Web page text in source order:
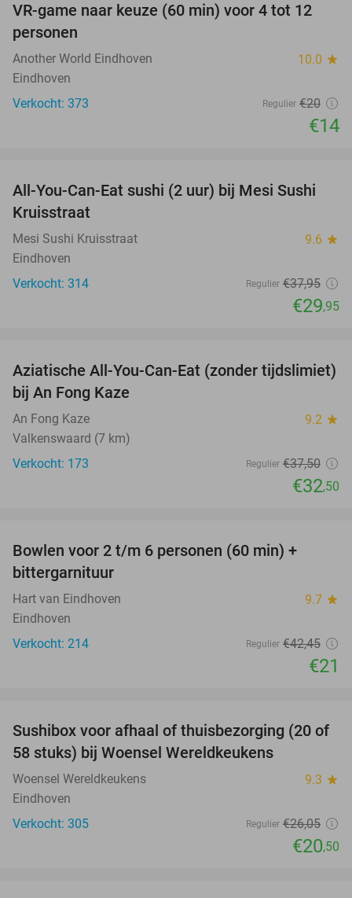
30%
VR-game naar keuze (60 min) voor 4 tot 12
personen
Another World Eindhoven 10.0 star
Eindhoven
Verkocht: 373
Regulier €20
€14
21%
All-You-Can-Eat sushi (2 uur) bij Mesi Sushi
Kruisstraat
Mesi Sushi Kruisstraat 9.6 star
Eindhoven
Verkocht: 314
Regulier €37,95
€29,95
13%
Aziatische All-You-Can-Eat (zonder tijdslimiet)
bij An Fong Kaze
An Fong Kaze 9.2 star
Valkenswaard (7 km)
Verkocht: 173
Regulier €37,50
€32,50
Bowlen voor 2 t/m 6 personen (60 min) +
bittergarnituur
Hart van Eindhoven 9.7 star
Eindhoven
Verkocht: 214
Regulier €42,45
€21
21%
Sushibox voor afhaal of thuisbezorging (20 of
58 stuks) bij Woensel Wereldkeukens
Woensel Wereldkeukens 9.3 star
Eindhoven
Verkocht: 305
Regulier €26,05
€20,50